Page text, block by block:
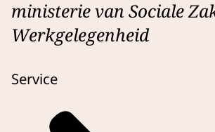
ministerie van Sociale
Werkgelegenheid
Service